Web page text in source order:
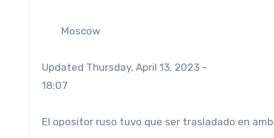
Moscow
Updated Thursday, April 13, 2023 –
18:07
El opositor ruso tuvo que ser trasladado en